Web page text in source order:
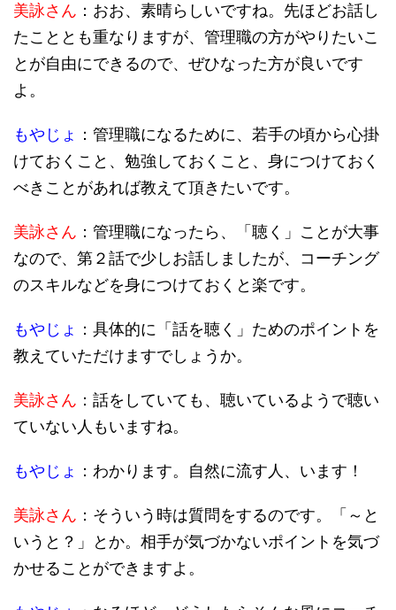
美詠さん ：おお、素晴らしいですね。先ほどお話し
たこととも重なりますが、管理職の方がやりたいこ
とが自由にできるので、ぜひなった方が良いです
よ。
もやじょ ：管理職になるために、若手の頃から心掛
けておくこと、勉強しておくこと、身につけておく
べきことがあれば教えて頂きたいです。
美詠さん ：管理職になったら、「聴く」ことが大事
なので、第２話で少しお話しましたが、コーチング
のスキルなどを身につけておくと楽です。
もやじょ ：具体的に「話を聴く」ためのポイントを
教えていただけますでしょうか。
美詠さん ：話をしていても、聴いているようで聴い
ていない人もいますね。
もやじょ ：わかります。自然に流す人、います！
美詠さん ：そういう時は質問をするのです。「～と
いうと？」とか。相手が気づかないポイントを気づ
かせることができますよ。